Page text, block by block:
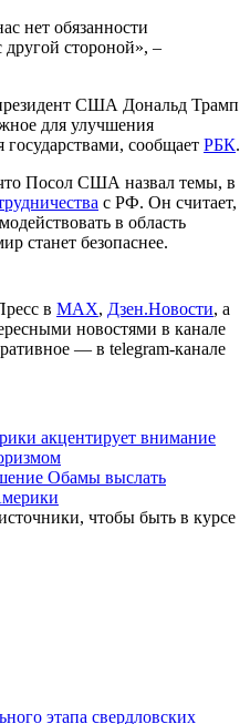
нет обязанности
другой стороной», –
США Дональд Трамп
для улучшения
сообщает РБК.
Посол США назвал темы, в
с РФ. Он считает,
в область
станет безопаснее.
в МАХ, Дзен.Новости, а
новостями в канале
— в telegram-канале
акцентирует внимание
Обамы выслать
чтобы быть в курсе
этапа свердловских